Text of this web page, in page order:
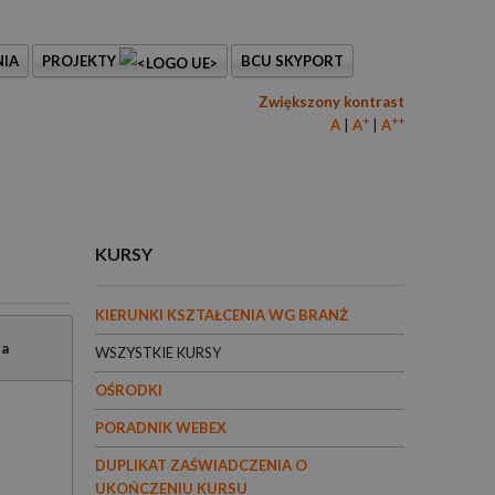
PROJEKTY BCU SKYPORT
Zwiększony kontrast
A
A+ A++
KURSY
KIERUNKI KSZTAŁCENIA WG BRANŻ
WSZYSTKIE KURSY
OŚRODKI
PORADNIK WEBEX
DUPLIKAT ZAŚWIADCZENIA O
UKOŃCZENIU KURSU